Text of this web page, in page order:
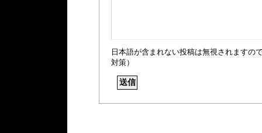
日本語が含まれない投稿は無視されますの
対策）